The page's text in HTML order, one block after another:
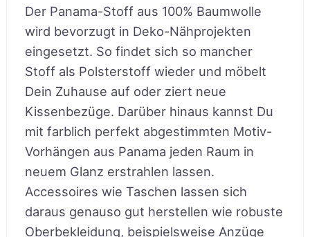
Der Panama-Stoff aus 100% Baumwolle
wird bevorzugt in Deko-Nähprojekten
eingesetzt. So findet sich so mancher
Stoff als Polsterstoff wieder und möbelt
Dein Zuhause auf oder ziert neue
Kissenbezüge. Darüber hinaus kannst Du
mit farblich perfekt abgestimmten Motiv-
Vorhängen aus Panama jeden Raum in
neuem Glanz erstrahlen lassen.
Accessoires wie Taschen lassen sich
daraus genauso gut herstellen wie robuste
Oberbekleidung, beispielsweise Anzüge